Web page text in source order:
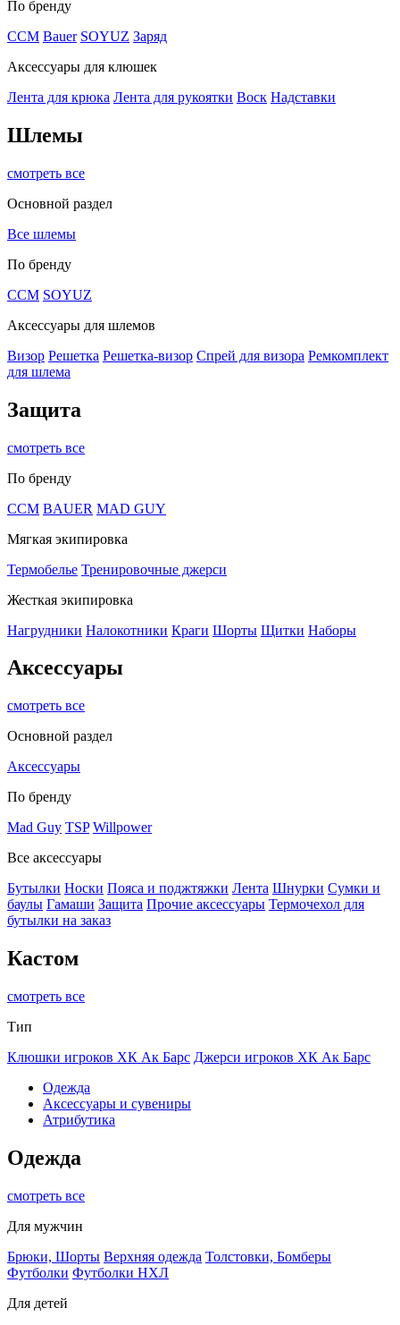
По бренду
CCM Bauer SOYUZ Заряд
Аксессуары для клюшек
Лента для крюка Лента для рукоятки Воск Надставки
Шлемы
смотреть все
Основной раздел
Все шлемы
По бренду
CCM SOYUZ
Аксессуары для шлемов
Визор Решетка Решетка-визор Спрей для визора Ремкомплект
для шлема
Защита
смотреть все
По бренду
CCM BAUER MAD GUY
Мягкая экипировка
Термобелье Тренировочные джерси
Жесткая экипировка
Нагрудники Налокотники Краги Шорты Щитки Наборы
Аксессуары
смотреть все
Основной раздел
Аксессуары
По бренду
Mad Guy TSP Willpower
Все аксессуары
Бутылки Носки Пояса и поджтяжки Лента Шнурки Сумки и
баулы Гамаши Защита Прочие аксессуары Термочехол для
бутылки на заказ
Кастом
смотреть все
Тип
Клюшки игроков ХК Ак Барс Джерси игроков ХК Ак Барс
Одежда
Аксессуары и сувениры
Атрибутика
Одежда
смотреть все
Для мужчин
Брюки, Шорты Верхняя одежда Толстовки, Бомберы
Футболки Футболки НХЛ
Для детей